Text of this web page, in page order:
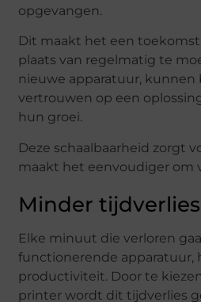
opgevangen.
Dit maakt het een
plaats van regelmatig te
nieuwe apparatuur, kunnen
vertrouwen op een
hun groei.
Deze schaalbaarheid zorgt
maakt het eenvoudiger om
Minder
Elke minuut die verloren
functionerende apparatuur,
productiviteit. Door te
printer wordt dit tijdverlies